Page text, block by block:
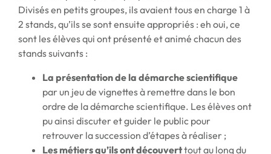
Divisés en petits groupes, ils avaient tous en charge 1 à
2 stands, qu’ils se sont ensuite appropriés : eh oui, ce
sont les élèves qui ont présenté et animé chacun des
stands suivants :
La présentation de la démarche scientifique
par un jeu de vignettes à remettre dans le bon
ordre de la démarche scientifique. Les élèves ont
pu ainsi discuter et guider le public pour
retrouver la succession d’étapes à réaliser ;
Les métiers qu’ils ont découverttout au long du